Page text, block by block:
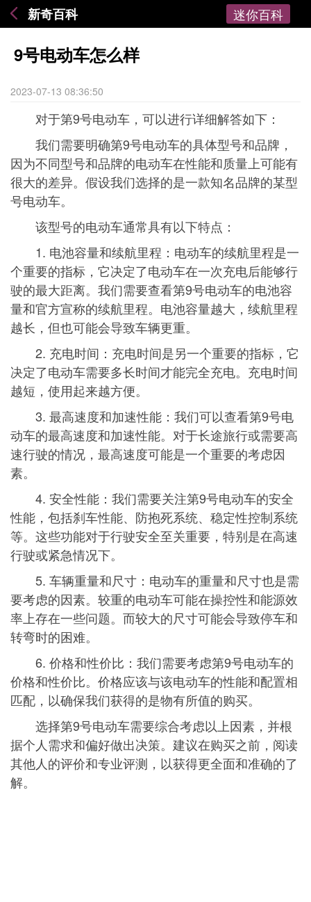
新奇百科 迷你百科
9号电动车怎么样
2023-07-13 08:36:50
对于第9号电动车，可以进行详细解答如下：
我们需要明确第9号电动车的具体型号和品牌，
因为不同型号和品牌的电动车在性能和质量上可能有
很大的差异。假设我们选择的是一款知名品牌的某型
号电动车。
该型号的电动车通常具有以下特点：
1. 电池容量和续航里程：电动车的续航里程是一
个重要的指标，它决定了电动车在一次充电后能够行
驶的最大距离。我们需要查看第9号电动车的电池容
量和官方宣称的续航里程。电池容量越大，续航里程
越长，但也可能会导致车辆更重。
2. 充电时间：充电时间是另一个重要的指标，它
决定了电动车需要多长时间才能完全充电。充电时间
越短，使用起来越方便。
3. 最高速度和加速性能：我们可以查看第9号电
动车的最高速度和加速性能。对于长途旅行或需要高
速行驶的情况，最高速度可能是一个重要的考虑因
素。
4. 安全性能：我们需要关注第9号电动车的安全
性能，包括刹车性能、防抱死系统、稳定性控制系统
等。这些功能对于行驶安全至关重要，特别是在高速
行驶或紧急情况下。
5. 车辆重量和尺寸：电动车的重量和尺寸也是需
要考虑的因素。较重的电动车可能在操控性和能源效
率上存在一些问题。而较大的尺寸可能会导致停车和
转弯时的困难。
6. 价格和性价比：我们需要考虑第9号电动车的
价格和性价比。价格应该与该电动车的性能和配置相
匹配，以确保我们获得的是物有所值的购买。
选择第9号电动车需要综合考虑以上因素，并根
据个人需求和偏好做出决策。建议在购买之前，阅读
其他人的评价和专业评测，以获得更全面和准确的了
解。